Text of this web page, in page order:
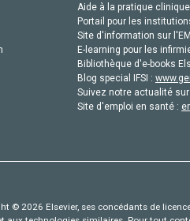
Aide à la pratique
Portail pour les
Site d'information sur
E-learning pour les
Bibliothèque d'e-books
Blog special IFSI :
Suivez notre actualité
Site d'emploi en santé :
© 2026 Elsevier, ses concédants de